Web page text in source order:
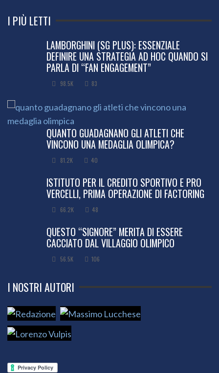
I PIÙ LETTI
LAMBORGHINI (SG PLUS): ESSENZIALE
DEFINIRE UNA STRATEGIA AD HOC QUANDO SI
PARLA DI “FAN ENGAGEMENT”
98.5K 83
QUANTO GUADAGNANO GLI ATLETI CHE
VINCONO UNA MEDAGLIA OLIMPICA?
81.2K 40
ISTITUTO PER IL CREDITO SPORTIVO E PRO
VERCELLI, PRIMA OPERAZIONE DI FACTORING
66.2K 48
QUESTO “SIGNORE” MERITA DI ESSERE
CACCIATO DAL VILLAGGIO OLIMPICO
56.5K 106
I NOSTRI AUTORI